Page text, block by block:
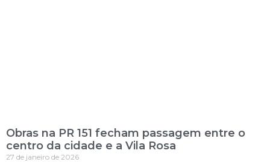
Obras na PR 151 fecham passagem entre o
centro da cidade e a Vila Rosa
27 de janeiro de 2026